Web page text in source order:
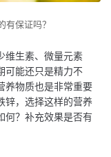
有保证吗？
维生素、微量元素
可能还只是精力不
养物质也是非常重要
锌，选择这样的营养
何？补充效果是否有